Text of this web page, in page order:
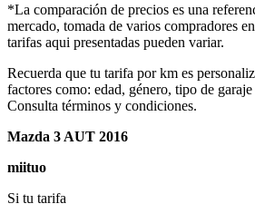
*La comparación de precios es una
mercado, tomada de varios compradores
tarifas aqui presentadas pueden variar.
Recuerda que tu tarifa por km es
factores como: edad, género, tipo de
Consulta términos y condiciones.
Mazda 3 AUT 2016
miituo
Si tu tarifa